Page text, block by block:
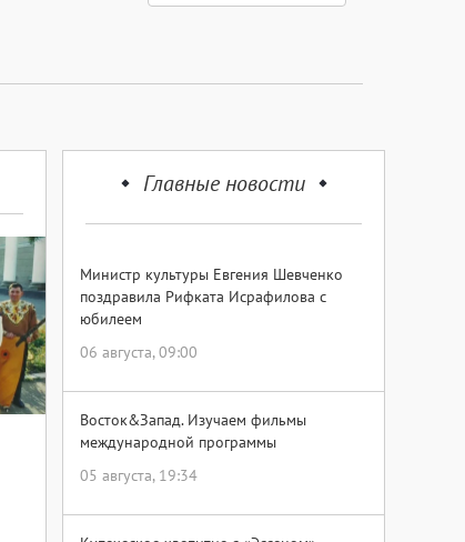
Главные новости
Министр культуры Евгения Шевченко
поздравила Рифката Исрафилова с
юбилеем
06 августа, 09:00
Восток&Запад. Изучаем фильмы
международной программы
05 августа, 19:34